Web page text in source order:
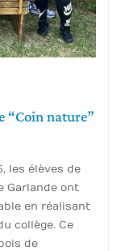
“Coin nature”
les élèves de
Garlande ont
en réalisant
collège. Ce
de